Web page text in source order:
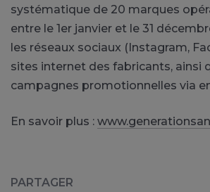
systématique de 20 marques
entre le 1er janvier et le 31
les réseaux sociaux (Instagram,
sites internet des fabricants, ainsi
campagnes promotionnelles via
En savoir plus :
PARTAGER